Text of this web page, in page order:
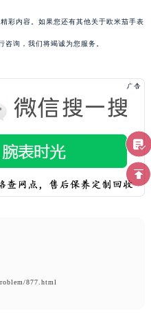
彩内容。如果您还有其他关于欧米茄手表
咨询，我们将竭诚为您服务。
877.html